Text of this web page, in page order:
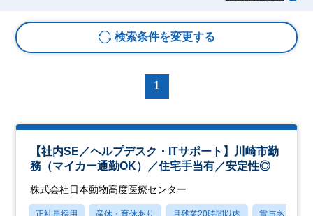
検索条件を変更する
1
【社内SE／ヘルプデスク・ITサポート】川崎市勤
務（マイカー通勤OK）／住宅手当有／安定性◎
株式会社日本動物高度医療センター
正社員採用 産休・育休あり 月残業20時間以内 賞与あり